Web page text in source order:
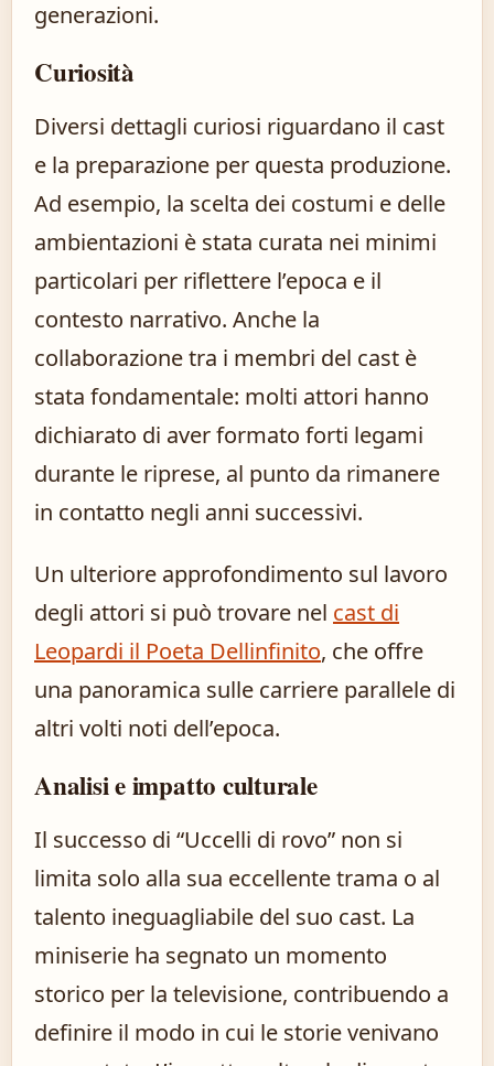
generazioni.
Curiosità
Diversi dettagli curiosi riguardano il cast
e la preparazione per questa produzione.
Ad esempio, la scelta dei costumi e delle
ambientazioni è stata curata nei minimi
particolari per riflettere l’epoca e il
contesto narrativo. Anche la
collaborazione tra i membri del cast è
stata fondamentale: molti attori hanno
dichiarato di aver formato forti legami
durante le riprese, al punto da rimanere
in contatto negli anni successivi.
Un ulteriore approfondimento sul lavoro
degli attori si può trovare nel cast di
Leopardi il Poeta Dellinfinito, che offre
una panoramica sulle carriere parallele di
altri volti noti dell’epoca.
Analisi e impatto culturale
Il successo di “Uccelli di rovo” non si
limita solo alla sua eccellente trama o al
talento ineguagliabile del suo cast. La
miniserie ha segnato un momento
storico per la televisione, contribuendo a
definire il modo in cui le storie venivano